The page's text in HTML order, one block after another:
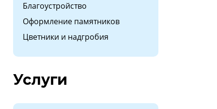
Благоустройство
Оформление памятников
Цветники и надгробия
Услуги